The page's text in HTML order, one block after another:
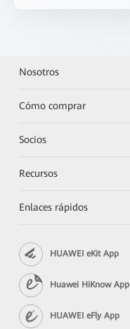
Nosotros
Cómo comprar
Socios
Recursos
Enlaces rápidos
HUAWEI eKit App
Huawei HiKnow App
HUAWEI eFly App